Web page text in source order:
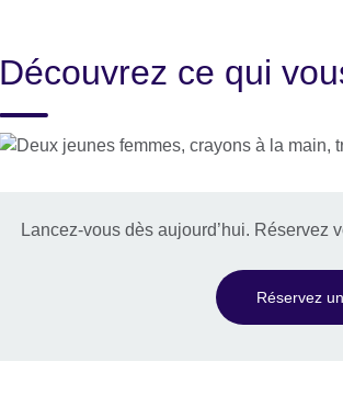
Découvrez ce qui
Lancez-vous dès aujourd’hui. Réservez
Réservez